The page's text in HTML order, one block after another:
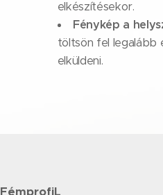
elkészítésekor.
Fénykép a
töltsön fel legalább
elküldeni.
FémprofiL